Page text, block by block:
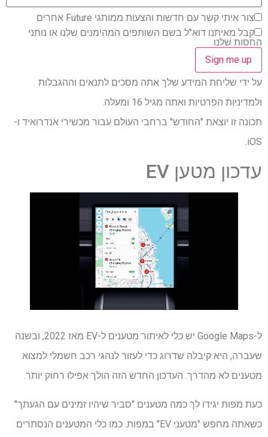
צור איתי קשר עם חדשות והצעות ממותגי Future אחרים
קבל מאיתנו דוא"ל בשם השותפים המהימנים שלנו או נותני
החסות שלנו
על ידי שליחת המידע שלך אתה מסכים לתנאים וההגבלות
ולמדיניות הפרטיות ואתה מגיל 16 ומעלה.
תכונה זו יוצאת "החודש" ברחבי העולם עבור מכשירי אנדרואיד ו-
iOS.
עדכון מטען EV
ל-Google Maps יש כלי לאיתור מטענים ל-EV מאז 2022, ובשנה
שעברה, היא קיבלה שדרוג כדי לעזור לנהגי רכב חשמלי למצוא
מטענים לא מהדרך. העדכון החדש הזה הולך אפילו רחוק יותר.
כעת מפות יגידו לך כמה מטענים "סביר שיהיו זמינים עם הגעתך"
כשאתה מחפש "מטעני EV" במפות. כמו כלי המטענים הנסתרים